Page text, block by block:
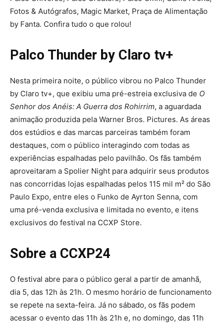
Fotos & Autógrafos, Magic Market, Praça de Alimentação
by Fanta. Confira tudo o que rolou!
Palco Thunder by Claro tv+
Nesta primeira noite, o público vibrou no Palco Thunder
by Claro tv+, que exibiu uma pré-estreia exclusiva de O
Senhor dos Anéis: A Guerra dos Rohirrim, a aguardada
animação produzida pela Warner Bros. Pictures. As áreas
dos estúdios e das marcas parceiras também foram
destaques, com o público interagindo com todas as
experiências espalhadas pelo pavilhão. Os fãs também
aproveitaram a Spolier Night para adquirir seus produtos
nas concorridas lojas espalhadas pelos 115 mil m² do São
Paulo Expo, entre eles o Funko de Ayrton Senna, com
uma pré-venda exclusiva e limitada no evento, e itens
exclusivos do festival na CCXP Store.
Sobre a CCXP24
O festival abre para o público geral a partir de amanhã,
dia 5, das 12h às 21h. O mesmo horário de funcionamento
se repete na sexta-feira. Já no sábado, os fãs podem
acessar o evento das 11h às 21h e, no domingo, das 11h